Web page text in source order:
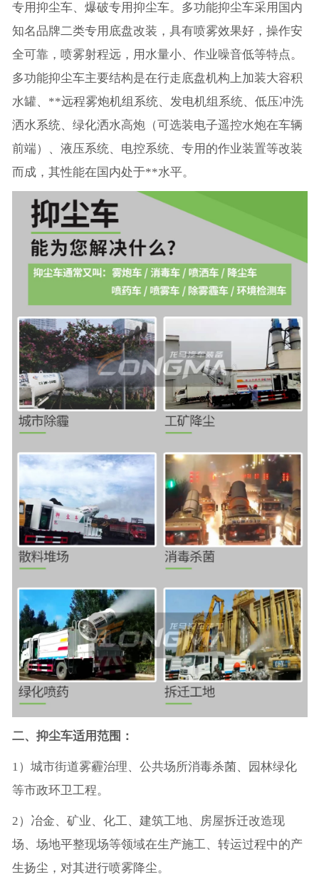
专用抑尘车、爆破专用抑尘车。多功能抑尘车采用国内
知名品牌二类专用底盘改装，具有喷雾效果好，操作安
全可靠，喷雾射程远，用水量小、作业噪音低等特点。
多功能抑尘车主要结构是在行走底盘机构上加装大容积
水罐、**远程雾炮机组系统、发电机组系统、低压冲洗
洒水系统、绿化洒水高炮（可选装电子遥控水炮在车辆
前端）、液压系统、电控系统、专用的作业装置等改装
而成，其性能在国内处于**水平。
二、抑尘车适用范围：
1）城市街道雾霾治理、公共场所消毒杀菌、园林绿化
等市政环卫工程。
2）冶金、矿业、化工、建筑工地、房屋拆迁改造现
场、场地平整现场等领域在生产施工、转运过程中的产
生扬尘，对其进行喷雾降尘。